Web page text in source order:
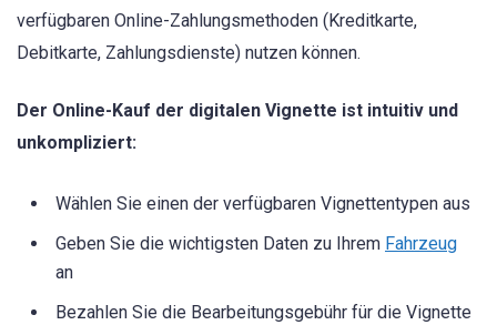
verfügbaren Online-Zahlungsmethoden (Kreditkarte,
Debitkarte, Zahlungsdienste) nutzen können.
Der Online-Kauf der digitalen Vignette ist intuitiv und
unkompliziert:
Wählen Sie einen der verfügbaren Vignettentypen aus
Geben Sie die wichtigsten Daten zu Ihrem Fahrzeug
an
Bezahlen Sie die Bearbeitungsgebühr für die Vignette